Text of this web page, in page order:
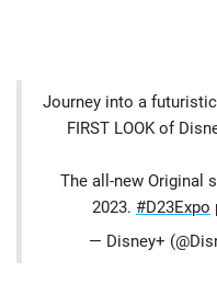
Journey into a
FIRST LOOK of
The all-new Original
2023. #D23Expo
— Disney+